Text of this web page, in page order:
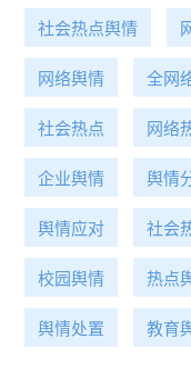
社会热点舆情
网络舆情 全网
社会热点 网络
企业舆情 舆情
舆情应对 社会
校园舆情 热点
舆情处置 教育